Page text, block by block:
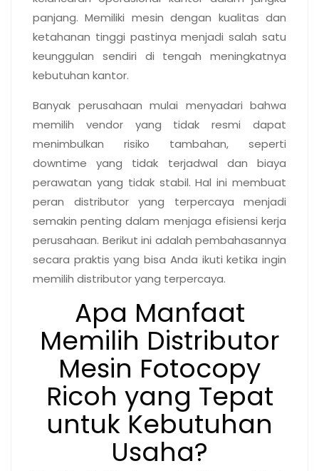
panjang. Memiliki mesin dengan kualitas dan
ketahanan tinggi pastinya menjadi salah satu
keunggulan sendiri di tengah meningkatnya
kebutuhan kantor.
Banyak perusahaan mulai menyadari bahwa
memilih vendor yang tidak resmi dapat
menimbulkan risiko tambahan, seperti
downtime yang tidak terjadwal dan biaya
perawatan yang tidak stabil. Hal ini membuat
peran distributor yang terpercaya menjadi
semakin penting dalam menjaga efisiensi kerja
perusahaan. Berikut ini adalah pembahasannya
secara praktis yang bisa Anda ikuti ketika ingin
memilih distributor yang terpercaya.
Apa Manfaat
Memilih Distributor
Mesin Fotocopy
Ricoh yang Tepat
untuk Kebutuhan
Usaha?